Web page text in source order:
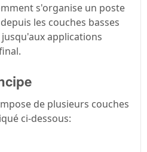
s'organise un poste
les couches basses
applications
de plusieurs couches
ci-dessous: